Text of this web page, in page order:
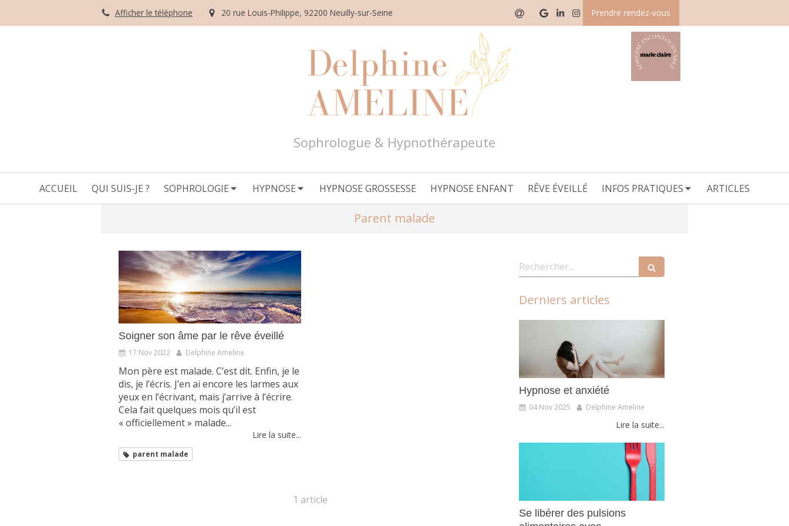
Afficher le téléphone 20 rue Louis-Philippe, 92200 Neuilly-sur-Seine Prendre rendez-vous
Sophrologue & Hypnothérapeute
ACCUEIL QUI SUIS-JE ? SOPHROLOGIE HYPNOSE HYPNOSE GROSSESSE HYPNOSE ENFANT RÊVE ÉVEILLÉ INFOS PRATIQUES ARTICLES
Parent malade
Soigner son âme par le rêve éveillé
17 Nov 2022 Delphine Ameline
Mon père est malade. C’est dit. Enfin, je le
dis, je l’écris. J’en ai encore les larmes aux
yeux en l’écrivant, mais j’arrive à l’écrire.
Cela fait quelques mois qu’il est
« officiellement » malade...
Lire la suite...
parent malade
1 article
Rechercher
Derniers articles
Hypnose et anxiété
04 Nov 2025 Delphine Ameline
Lire la suite...
Se libérer des pulsions